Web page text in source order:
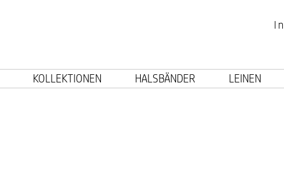
KOLLEKTIONEN HALSBÄNDER LEINEN